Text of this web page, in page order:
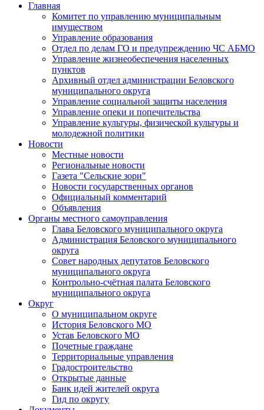
Главная
Комитет по управлению муниципальным
имуществом
Управление образования
Отдел по делам ГО и предупреждению ЧС АБМО
Управление жизнеобеспечения населенных
пунктов
Архивный отдел администрации Беловского
муниципального округа
Управление социальной защиты населения
Управление опеки и попечительства
Управление культуры, физической культуры и
молодежной политики
Новости
Местные новости
Региональные новости
Газета "Сельские зори"
Новости государственных органов
Официальный комментарий
Объявления
Органы местного самоуправления
Глава Беловского муниципального округа
Администрация Беловского муниципального
округа
Совет народных депутатов Беловского
муниципального округа
Контрольно-счётная палата Беловского
муниципального округа
Округ
О муниципальном округе
История Беловского МО
Устав Беловского МО
Почетные граждане
Территориальные управления
Градостроительство
Открытые данные
Банк идей жителей округа
Гид по округу